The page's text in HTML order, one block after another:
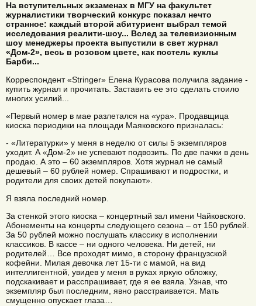
На вступительных экзаменах в МГУ на факультет
журналистики творческий конкурс показал нечто
странное: каждый второй абитуриент выбрал темой
исследования реалити-шоу... Вслед за телевизионным
шоу менеджеры проекта выпустили в свет журнал
«Дом-2», весь в розовом цвете, как постель куклы
Барби...
Корреспондент «Stringer» Елена Курасова получила задание -
купить журнал и прочитать. Заставить ее это сделать стоило
многих усилий...
«Первый номер в мае разлетался на «ура». Продавщица
киоска периодики на площади Маяковского призналась:
- «Литературки» у меня в неделю от силы 5 экземпляров
уходит. А «Дом-2» не успевают подвозить. По две пачки в день
продаю. А это – 60 экземпляров. Хотя журнал не самый
дешевый – 60 рублей номер. Спрашивают и подростки, и
родители для своих детей покупают».
Я взяла последний номер.
За стенкой этого киоска – концертный зал имени Чайковского.
Абонементы на концерты следующего сезона – от 150 рублей.
За 50 рублей можно послушать классику в исполнении
классиков. В кассе – ни одного человека. Ни детей, ни
родителей… Все проходят мимо, в сторону французской
кофейни. Милая девочка лет 15-ти с мамой, на вид
интеллигентной, увидев у меня в руках яркую обложку,
подскакивает и расспрашивает, где я ее взяла. Узнав, что
экземпляр был последним, явно расстраивается. Мать
смущенно опускает глаза…